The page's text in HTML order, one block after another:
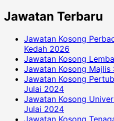
Jawatan Terbaru
Jawatan Kosong
Kedah 2026
Jawatan Kosong
Jawatan Kosong Majlis
Jawatan Kosong
Julai 2024
Jawatan Kosong
Julai 2024